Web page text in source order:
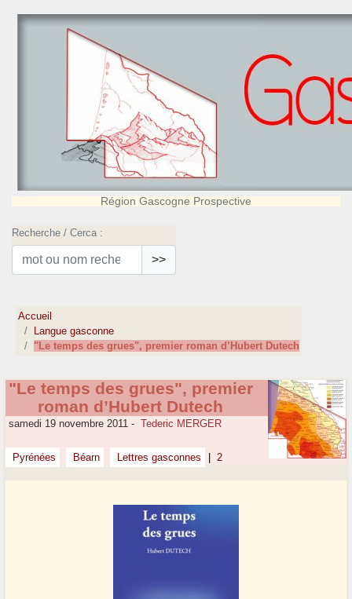
Région Gascogne Prospective
Recherche / Cerca :
>>
Accueil
Langue gasconne
"Le temps des grues", premier roman d’Hubert Dutech
"Le temps des grues", premier
roman d’Hubert Dutech
samedi 19 novembre 2011 - Tederic MERGER
Pyrénées Béarn Lettres gasconnes 2